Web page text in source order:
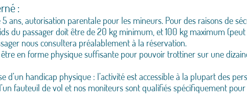
:
ans, autorisation parentale pour les mineurs. Pour des raisons de
du passager doit être de 20 kg minimum, et 100 kg maximum
nous consultera préalablement à la réservation.
en forme physique suffisante pour pouvoir trottiner sur une
d’un handicap physique : l’activité est accessible à la plupart des
fauteuil de vol et nos moniteurs sont qualifiés spécifiquement